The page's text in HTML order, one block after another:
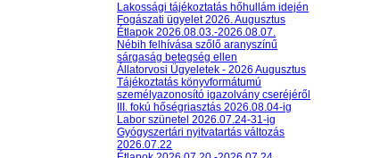
Lakossági tájékoztatás hőhullám idején
Fogászati ügyelet 2026. Augusztus
Étlapok 2026.08.03.-2026.08.07.
Nébih felhívása szőlő aranyszínű
sárgaság betegség ellen
Állatorvosi Ügyeletek - 2026 Augusztus
Tájékoztatás könyvformátumú
személyazonosító igazolvány cseréjéről
III. fokú hőségriasztás 2026.08.04-ig
Labor szünetel 2026.07.24-31-ig
Gyógyszertári nyitvatartás változás
2026.07.22